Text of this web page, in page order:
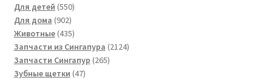
товара
Для детей 550550
Для дома 902902
товара
Животные 435435
товаров
Запчасти из Сингапура 21242124
Запчасти Сингапур 265265
Зубные щетки 4747